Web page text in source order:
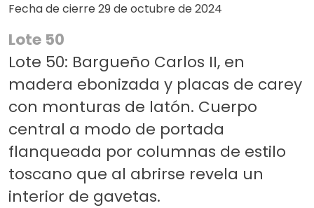
Fecha de cierre 29 de octubre de 2024
Lote 50
Lote 50: Bargueño Carlos II, en
madera ebonizada y placas de carey
con monturas de latón. Cuerpo
central a modo de portada
flanqueada por columnas de estilo
toscano que al abrirse revela un
interior de gavetas.